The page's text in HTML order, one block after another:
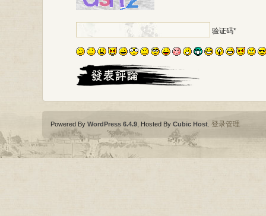
验证码*
Powered By WordPress 6.4.9 , Hosted By Cubic Host 登录管理